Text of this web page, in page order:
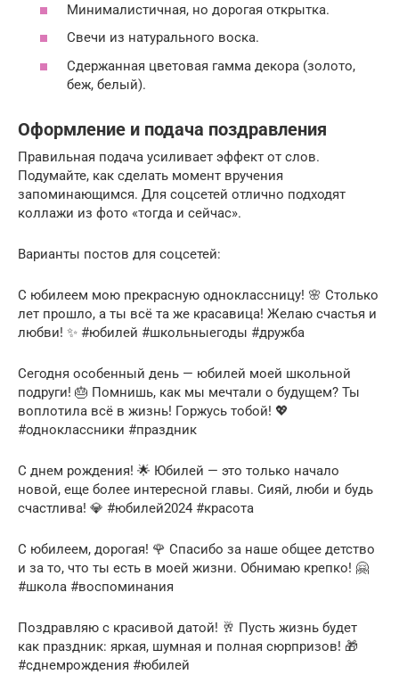
Минималистичная, но дорогая открытка.
Свечи из натурального воска.
Сдержанная цветовая гамма декора (золото,
беж, белый).
Оформление и подача поздравления
Правильная подача усиливает эффект от слов.
Подумайте, как сделать момент вручения
запоминающимся. Для соцсетей отлично подходят
коллажи из фото «тогда и сейчас».
Варианты постов для соцсетей:
С юбилеем мою прекрасную одноклассницу! 🌸 Столько
лет прошло, а ты всё та же красавица! Желаю счастья и
любви! ✨ #юбилей #школьныегоды #дружба
Сегодня особенный день — юбилей моей школьной
подруги! 🎂 Помнишь, как мы мечтали о будущем? Ты
воплотила всё в жизнь! Горжусь тобой! 💖
#одноклассники #праздник
С днем рождения! 🌟 Юбилей — это только начало
новой, еще более интересной главы. Сияй, люби и будь
счастлива! 💎 #юбилей2024 #красота
С юбилеем, дорогая! 🌹 Спасибо за наше общее детство
и за то, что ты есть в моей жизни. Обнимаю крепко! 🤗
#школа #воспоминания
Поздравляю с красивой датой! 🥂 Пусть жизнь будет
как праздник: яркая, шумная и полная сюрпризов! 🎁
#сднемрождения #юбилей